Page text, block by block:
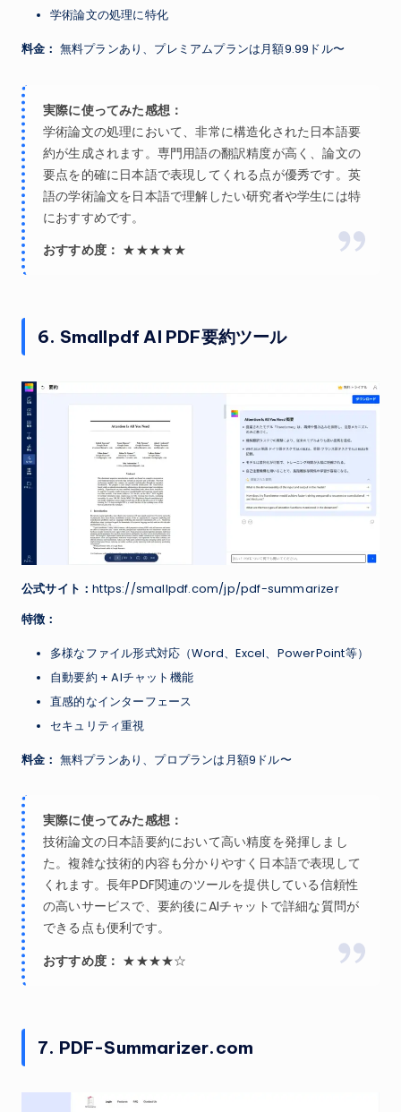
学術論文の処理に特化
料金： 無料プランあり、プレミアムプランは月額9.99ドル〜
実際に使ってみた感想：
学術論文の処理において、非常に構造化された日本語要
約が生成されます。専門用語の翻訳精度が高く、論文の
要点を的確に日本語で表現してくれる点が優秀です。英
語の学術論文を日本語で理解したい研究者や学生には特
におすすめです。
おすすめ度： ★★★★★
6. Smallpdf AI PDF要約ツール
公式サイト：https://smallpdf.com/jp/pdf-summarizer
特徴：
多様なファイル形式対応（Word、Excel、PowerPoint等）
自動要約 + AIチャット機能
直感的なインターフェース
セキュリティ重視
料金： 無料プランあり、プロプランは月額9ドル〜
実際に使ってみた感想：
技術論文の日本語要約において高い精度を発揮しまし
た。複雑な技術的内容も分かりやすく日本語で表現して
くれます。長年PDF関連のツールを提供している信頼性
の高いサービスで、要約後にAIチャットで詳細な質問が
できる点も便利です。
おすすめ度： ★★★★☆
7. PDF-Summarizer.com